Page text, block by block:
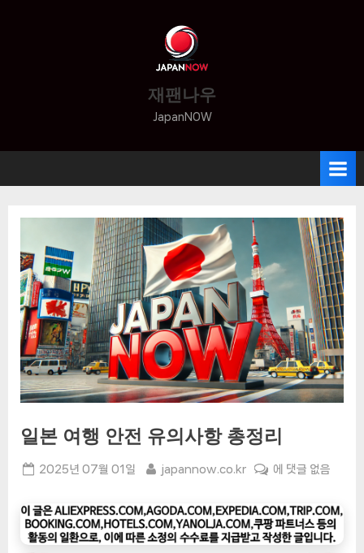
재팬나우
JapanNOW
일본 여행 안전 유의사항 총정리
Posted
2025년 07월 01일 By
japannow.co.kr
일
여
행
안
에 댓글 없음